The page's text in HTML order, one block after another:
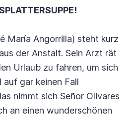
María Angorrilla) steht kurz
der Anstalt. Sein Arzt rät
Urlaub zu fahren, um sich
auf gar keinen Fall
nimmt sich Señor Olivares
an einen wunderschönen